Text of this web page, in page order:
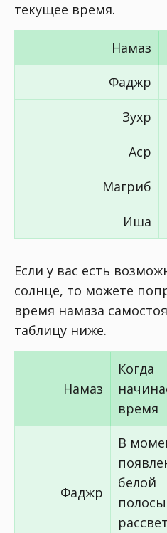
текущее время.
Намаз
Фаджр
Зухр
Аср
Магриб
Иша
Если у вас есть
солнце, то можете
время намаза
таблицу ниже.
Намаз
Когда
время
Фаджр
В
белой
полосы